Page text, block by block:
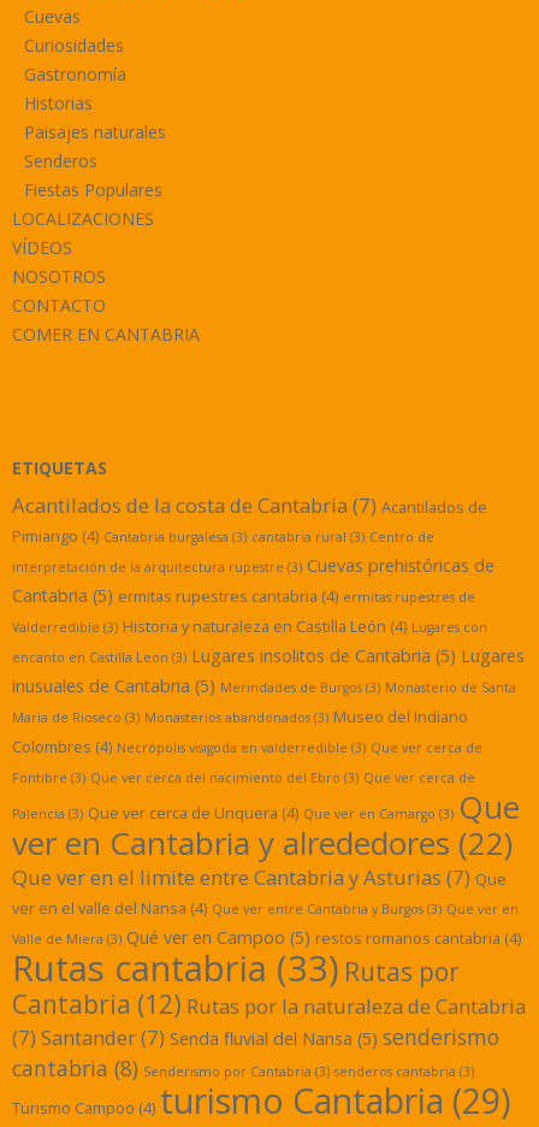
Cuevas
Curiosidades
Gastronomía
Historias
Paisajes naturales
Senderos
Fiestas Populares
LOCALIZACIONES
VÍDEOS
NOSOTROS
CONTACTO
COMER EN CANTABRIA
ETIQUETAS
Acantilados de la costa de Cantabria (7) Acantilados de
Pimiango (4) Cantabria burgalesa (3) cantabria rural (3) Centro de
interpretación de la arquitectura rupestre (3) Cuevas prehistóricas de
Cantabria (5) ermitas rupestres cantabria (4) ermitas rupestres de
Valderredible (3) Historia y naturaleza en Castilla León (4) Lugares con
encanto en Castilla Leon (3) Lugares insolitos de Cantabria (5) Lugares
inusuales de Cantabria (5) Merindades de Burgos (3) Monasterio de Santa
Maria de Rioseco (3) Monasterios abandonados (3) Museo del Indiano
Colombres (4) Necrópolis visigoda en valderredible (3) Que ver cerca de
Fontibre (3) Que ver cerca del nacimiento del Ebro (3) Que ver cerca de
Palencia (3) Que ver cerca de Unquera (4) Que ver en Camargo (3) Que
ver en Cantabria y alrededores (22)
Que ver en el limite entre Cantabria y Asturias (7) Que
ver en el valle del Nansa (4) Que ver entre Cantabria y Burgos (3) Que ver en
Valle de Miera (3) Qué ver en Campoo (5) restos romanos cantabria (4)
Rutas cantabria (33) Rutas por
Cantabria (12) Rutas por la naturaleza de Cantabria
(7) Santander(7) Senda fluvial del Nansa (5) senderismo
cantabria (8) Senderismo por Cantabria (3) senderos cantabria (3)
Turismo Campoo (4) turismo Cantabria (29)